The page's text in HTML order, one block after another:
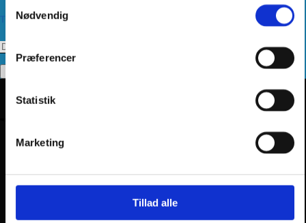
Nødvendig
Præferencer
Statistik
Marketing
Tillad alle
Tilmeld dig vores nyhedsbrev